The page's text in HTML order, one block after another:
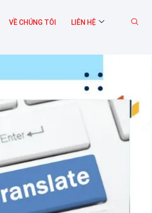
VỀ CHÚNG TÔI LIÊN HỆ